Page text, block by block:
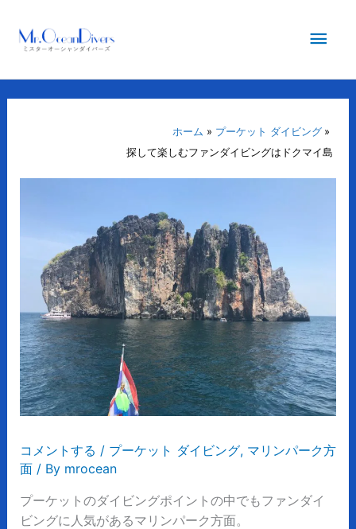
メ
メ
ホーム
プーケット ダイビング
探して楽しむファンダイビングはドクマイ島
コメントする / プーケット ダイビング, マリンパーク方
面/ By mrocean
プーケットのダイビングポイントの中でもファンダイ
ビングに人気があるマリンパーク方面。